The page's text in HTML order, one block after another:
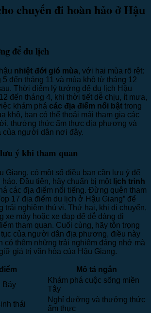
chuyến đi hoàn hảo ở Hậu
để du lịch
nhiệt đới gió mùa, với hai mùa rõ rệt:
đến tháng 11 và mùa khô từ tháng 12
Thời điểm lý tưởng để du lịch Hậu
đến tháng 4, khi thời tiết dễ chịu, ít mưa,
khám phá các địa điểm nổi bật trong
khô, bạn có thể thoải mái tham gia các
thưởng thức ẩm thực địa phương và
của người dân nơi đây.
ý khi tham quan
Giang, có một số điều bạn cần lưu ý để
hảo. Đầu tiên, hãy chuẩn bị một lịch trình
các địa điểm nổi tiếng. Đừng quên tham
17 địa điểm du lịch ở Hậu Giang” để
trải nghiệm thú vị. Thứ hai, khi di chuyển,
xe máy hoặc xe đạp để dễ dàng di
tham quan. Cuối cùng, hãy tôn trọng
của người dân địa phương, điều này
có thêm những trải nghiệm đáng nhớ mà
giá trị văn hóa của Hậu Giang.
Mô tả ngắn
Bảy
Khám phá cuộc sống miền
Tây
thái
Nghỉ dưỡng và thưởng thức
ẩm thực